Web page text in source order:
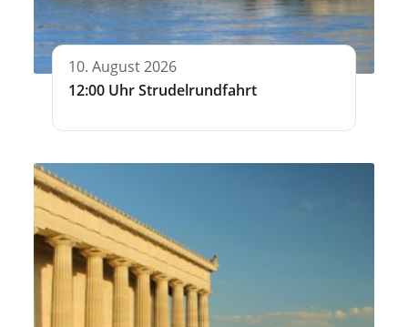
10. August 2026
12:00 Uhr Strudelrundfahrt